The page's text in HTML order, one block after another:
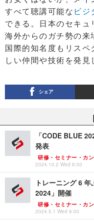
すべて聴講可能な ビジ
できる。日本のセキ
海外からのガチ勢の来
国際的知名度もリス
しい仲間や技術を発見
シェア
「CODE BLUE
発表
研修・セミナー・カ
2024.10.2 Wed 8:00
トレーニング 6
2024」開催
研修・セミナー・カ
2024.5.1 Wed 8:00